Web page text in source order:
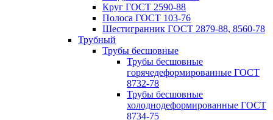
Круг ГОСТ 2590-88
Полоса ГОСТ 103-76
Шестигранник ГОСТ 2879-88, 8560-78
Трубный
Трубы бесшовные
Трубы бесшовные
горячедеформированные ГОСТ
8732-78
Трубы бесшовные
холоднодеформированные ГОСТ
8734-75